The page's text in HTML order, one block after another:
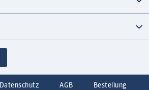
Datenschutz AGB Bestellung